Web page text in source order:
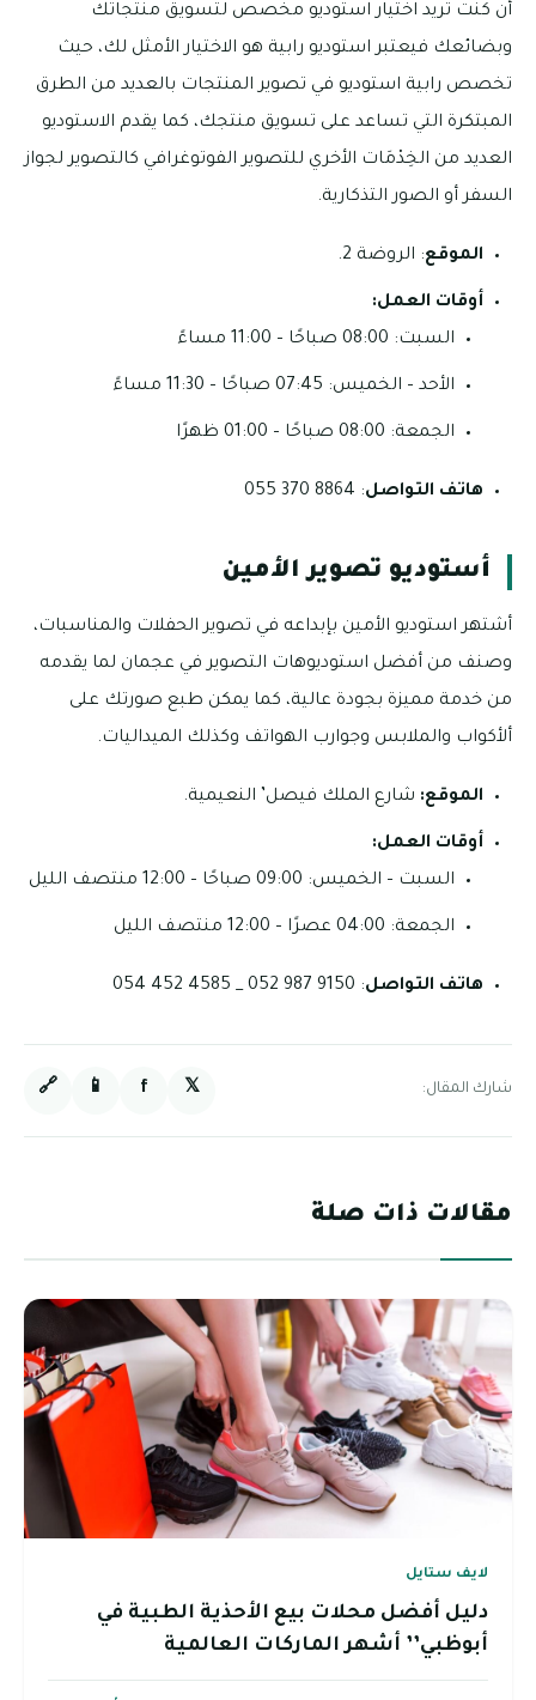
أن كنت تريد اختيار استوديو مخصص لتسويق منتجاتك
وبضائعك فيعتبر استوديو رابية هو الاختيار الأمثل لك، حيث
تخصص رابية استوديو في تصوير المنتجات بالعديد من الطرق
المبتكرة التي تساعد على تسويق منتجك، كما يقدم الاستوديو
العديد من الخِدْمَات الأخري للتصوير الفوتوغرافي كالتصوير لجواز
السفر أو الصور التذكارية.
الموقع: الروضة 2.
أوقات العمل:
السبت: 08:00 صباحًا – 11:00 مساءً
الأحد – الخميس: 07:45 صباحًا – 11:30 مساءً
الجمعة: 08:00 صباحًا – 01:00 ظهرًا
هاتف التواصل: 8864 370 055
أستوديو تصوير الأمين
أشتهر استوديو الأمين بإبداعه في تصوير الحفلات والمناسبات،
وصنف من أفضل استوديوهات التصوير في عجمان لما يقدمه
من خدمة مميزة بجودة عالية، كما يمكن طبع صورتك على
ألأكواب والملابس وجوارب الهواتف وكذلك الميداليات.
الموقع: شارع الملك فيصل’ النعيمية.
أوقات العمل:
السبت – الخميس: 09:00 صباحًا – 12:00 منتصف الليل
الجمعة: 04:00 عصرًا – 12:00 منتصف الليل
هاتف التواصل: 9150 987 052 _ 4585 452 054
شارك المقال: 𝕏
f
📱
🔗
مقالات ذات صلة
لايف ستايل
دليل أفضل محلات بيع الأحذية الطبية في
أبوظبي’’ أشهر الماركات العالمية